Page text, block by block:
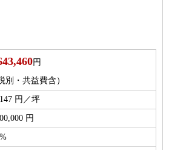
円
別・共益費含）
円／坪
円